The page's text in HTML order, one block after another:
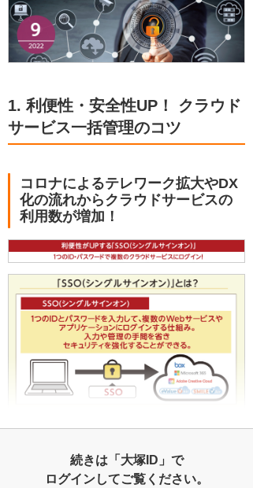
1. 利便性・安全性UP！ クラウド
サービス一括管理のコツ
コロナによるテレワーク拡大やDX
化の流れからクラウドサービスの
利用数が増加！
続きは「大塚ID」で
ログインしてご覧ください。